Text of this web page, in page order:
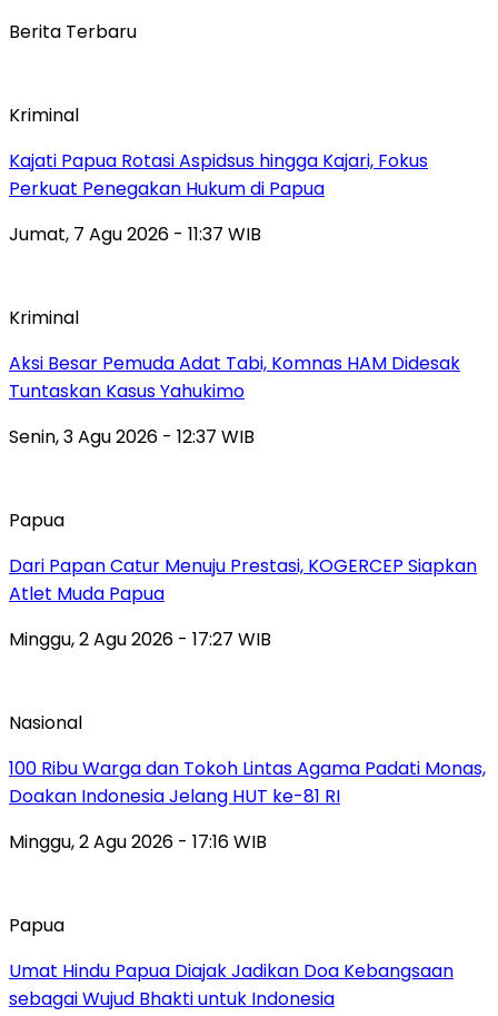
Berita Terbaru
Kriminal
Kajati Papua Rotasi Aspidsus hingga Kajari, Fokus
Perkuat Penegakan Hukum di Papua
Jumat, 7 Agu 2026 - 11:37 WIB
Kriminal
Aksi Besar Pemuda Adat Tabi, Komnas HAM Didesak
Tuntaskan Kasus Yahukimo
Senin, 3 Agu 2026 - 12:37 WIB
Papua
Dari Papan Catur Menuju Prestasi, KOGERCEP Siapkan
Atlet Muda Papua
Minggu, 2 Agu 2026 - 17:27 WIB
Nasional
100 Ribu Warga dan Tokoh Lintas Agama Padati Monas,
Doakan Indonesia Jelang HUT ke-81 RI
Minggu, 2 Agu 2026 - 17:16 WIB
Papua
Umat Hindu Papua Diajak Jadikan Doa Kebangsaan
sebagai Wujud Bhakti untuk Indonesia